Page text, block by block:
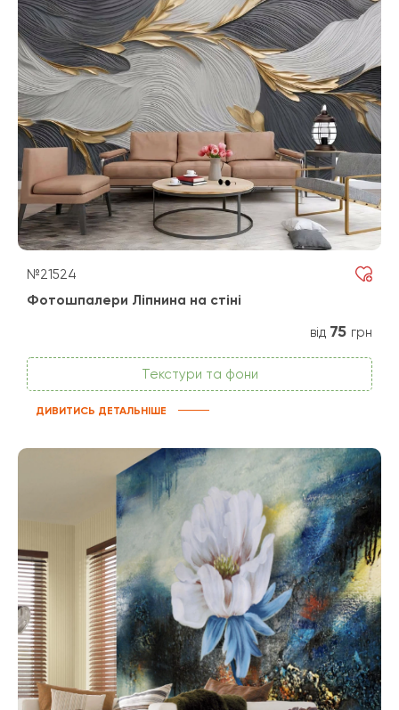
№21524
Фотошпалери Ліпнина на стіні
від 75 грн
Текстури та фони
ДИВИТИСЬ ДЕТАЛЬНІШЕ